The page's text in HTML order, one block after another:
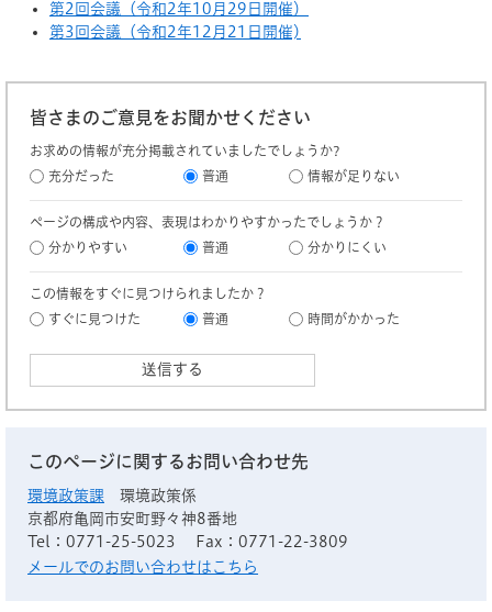
第2回会議（令和2年10月29日開催）
第3回会議（令和2年12月21日開催)
皆さまのご意見をお聞かせください
お求めの情報が充分掲載されていましたでしょうか?
充分だった
普通 情報が足りない
ページの構成や内容、表現はわかりやすかったでしょうか？
分かりやすい
普通 分かりにくい
この情報をすぐに見つけられましたか？
すぐに見つけた
普通 時間がかかった
このページに関するお問い合わせ先
環境政策課
環境政策係
京都府亀岡市安町野々神8番地
Tel：0771-25-5023
Fax：0771-22-3809
メールでのお問い合わせはこちら